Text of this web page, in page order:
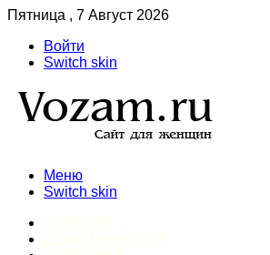
Пятница , 7 Август 2026
Войти
Switch skin
Меню
Switch skin